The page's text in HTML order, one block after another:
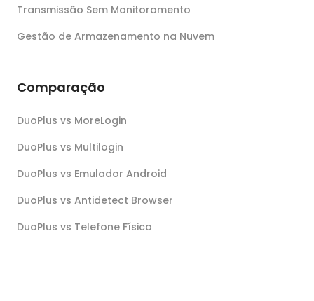
Transmissão Sem Monitoramento
Gestão de Armazenamento na Nuvem
Comparação
DuoPlus vs MoreLogin
DuoPlus vs Multilogin
DuoPlus vs Emulador Android
DuoPlus vs Antidetect Browser
DuoPlus vs Telefone Físico